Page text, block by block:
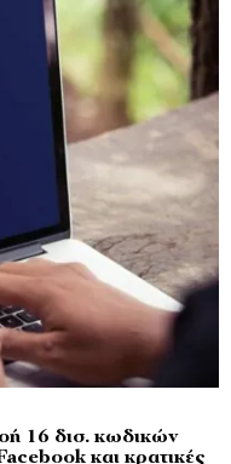
16 δισ. κωδικών
και κρατικές